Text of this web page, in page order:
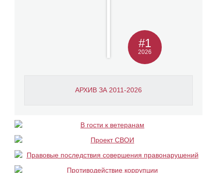
АРХИВ ЗА 2011-2026
#1
2026